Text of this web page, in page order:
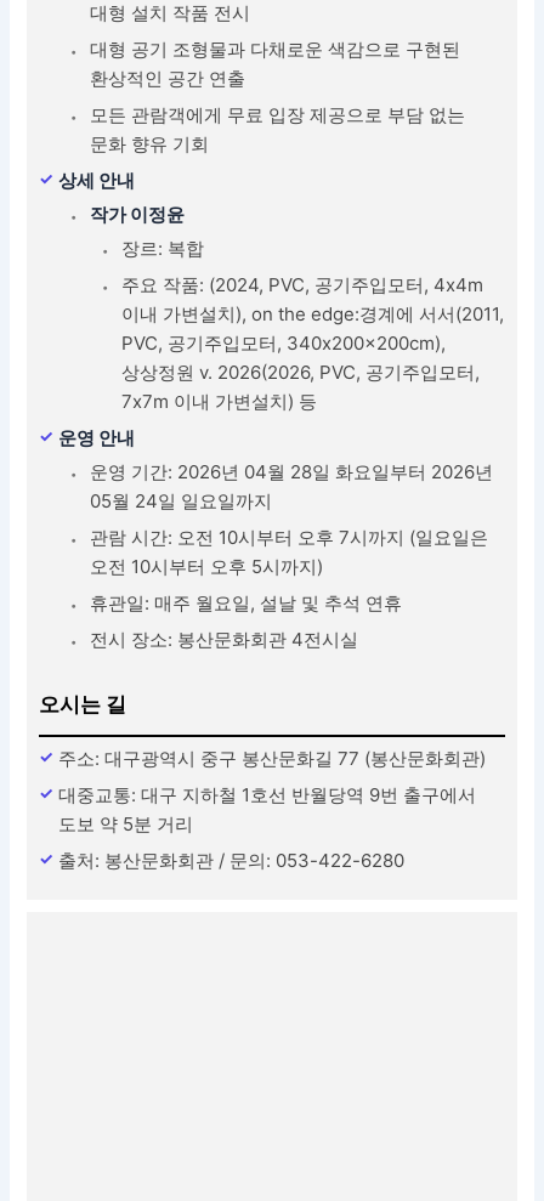
대형 설치 작품 전시
대형 공기 조형물과 다채로운 색감으로 구현된
환상적인 공간 연출
모든 관람객에게 무료 입장 제공으로 부담 없는
문화 향유 기회
상세 안내
작가 이정윤
장르: 복합
주요 작품: (2024, PVC, 공기주입모터, 4x4m
이내 가변설치), on the edge:경계에 서서(2011,
PVC, 공기주입모터, 340x200x200cm),
상상정원 v. 2026(2026, PVC, 공기주입모터,
7x7m 이내 가변설치) 등
운영 안내
운영 기간: 2026년 04월 28일 화요일부터 2026년
05월 24일 일요일까지
관람 시간: 오전 10시부터 오후 7시까지 (일요일은
오전 10시부터 오후 5시까지)
휴관일: 매주 월요일, 설날 및 추석 연휴
전시 장소: 봉산문화회관 4전시실
오시는 길
주소: 대구광역시 중구 봉산문화길 77 (봉산문화회관)
대중교통: 대구 지하철 1호선 반월당역 9번 출구에서
도보 약 5분 거리
출처: 봉산문화회관 / 문의: 053-422-6280